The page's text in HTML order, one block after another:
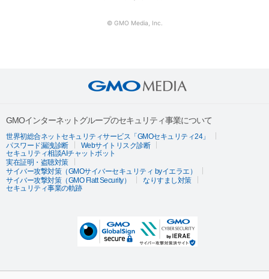
© GMO Media, Inc.
GMOインターネットグループのセキュリティ事業について
世界初総合ネットセキュリティサービス「GMOセキュリティ24」
パスワード漏洩診断
Webサイトリスク診断
セキュリティ相談AIチャットボット
実在証明・盗聴対策
サイバー攻撃対策（GMOサイバーセキュリティ byイエラエ）
サイバー攻撃対策（GMO Flatt Security）
なりすまし対策
セキュリティ事業の軌跡